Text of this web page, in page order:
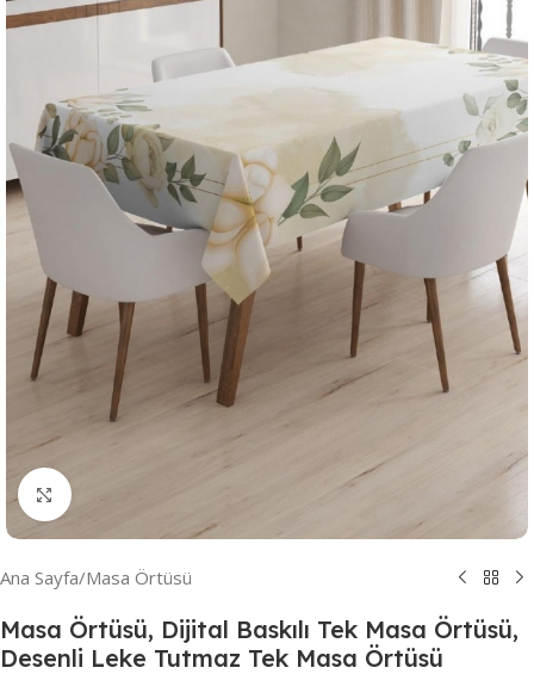
Resmi Büyüt
Ana Sayfa/Masa Örtüsü
Masa Örtüsü, Dijital Baskılı Tek Masa Örtüsü,
Desenli Leke Tutmaz Tek Masa Örtüsü